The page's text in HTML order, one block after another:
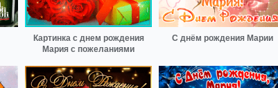
Картинка с днем рождения
Мария с пожеланиями
С днём рождения Марии